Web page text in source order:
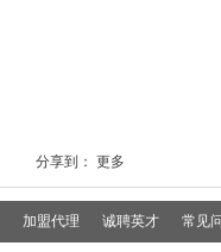
分享到： 更多
加盟代理 诚聘英才 常见